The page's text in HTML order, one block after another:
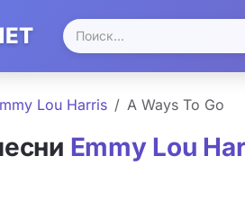
Lou Harris A Ways To Go
Emmy Lou